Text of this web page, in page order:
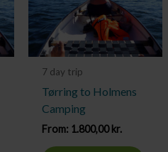
7 day trip
Tørring to Holmens
Camping
From: 1.800,00kr.